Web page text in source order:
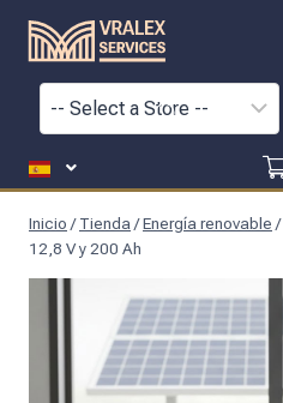
Inicio / Tienda/Energía renovable /
12,8 V y 200 Ah